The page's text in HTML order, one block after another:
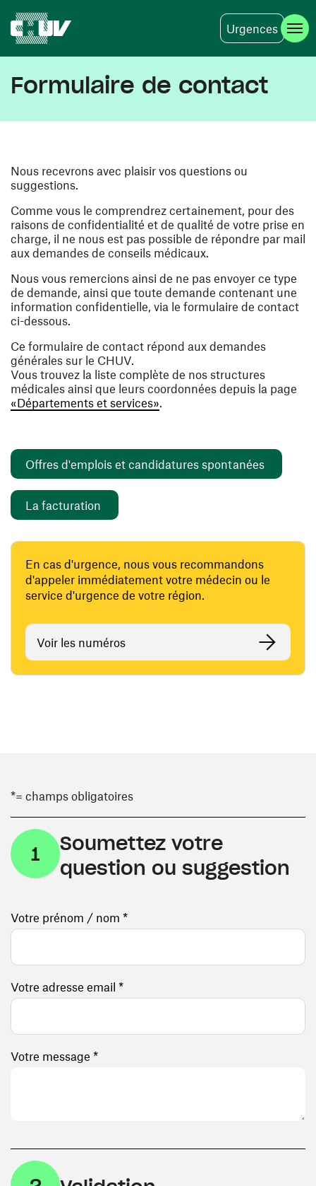
Urgences
Formulaire de contact
Nous recevrons avec plaisir vos questions ou
suggestions.
Comme vous le comprendrez certainement, pour des
raisons de confidentialité et de qualité de votre prise en
charge, il ne nous est pas possible de répondre par mail
aux demandes de conseils médicaux.
Nous vous remercions ainsi de ne pas envoyer ce type
de demande, ainsi que toute demande contenant une
information confidentielle, via le formulaire de contact
ci-dessous.
Ce formulaire de contact répond aux demandes
générales sur le CHUV.
Vous trouvez la liste complète de nos structures
médicales ainsi que leurs coordonnées depuis la page
«Départements et services».
Offres d'emplois et candidatures spontanées
La facturation
En cas d'urgence, nous vous recommandons
d'appeler immédiatement votre médecin ou le
service d'urgence de votre région.
Voir les numéros
*= champs obligatoires
1
Soumettez votre
question ou suggestion
Votre prénom / nom *
Votre adresse email *
Votre message *